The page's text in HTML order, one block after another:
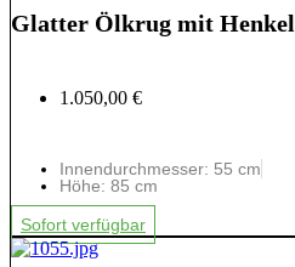
Glatter Ölkrug mit Henkel
1.050,00 €
Innendurchmesser: 55 cm
Höhe: 85 cm
Sofort verfügbar